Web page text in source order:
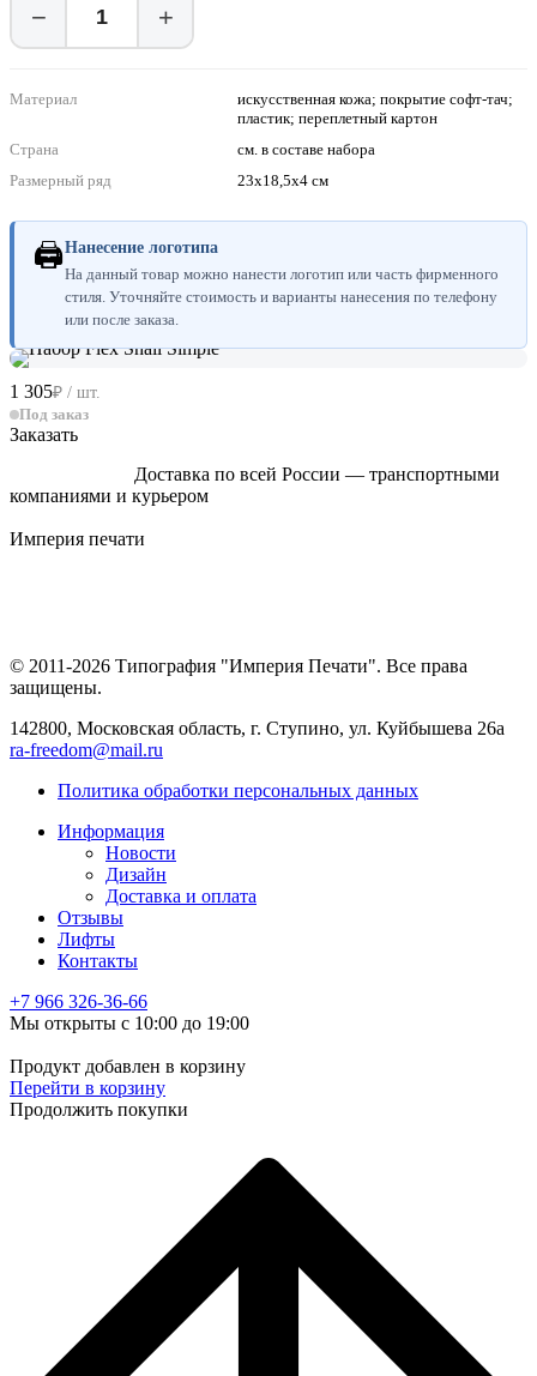
− +
Материал
искусственная кожа; покрытие софт-тач;
пластик; переплетный картон
Страна
см. в составе набора
Размерный ряд
23х18,5х4 см
🖨Нанесение логотипа
На данный товар можно нанести логотип или часть фирменного
стиля. Уточняйте стоимость и варианты нанесения по телефону
или после заказа.
1 305₽ / шт.
Под заказ
Заказать
Доставка по всей России — транспортными
компаниями и курьером
Империя печати
© 2011-2026 Типография "Империя Печати". Все права
защищены.
142800, Московская область, г. Ступино, ул. Куйбышева 26а
ra-freedom@mail.ru
Политика обработки персональных данных
Информация
Новости
Дизайн
Доставка и оплата
Отзывы
Лифты
Контакты
+7 966 326-36-66
Мы открыты с 10:00 до 19:00
Продукт добавлен в корзину
Перейти в корзину
Продолжить покупки